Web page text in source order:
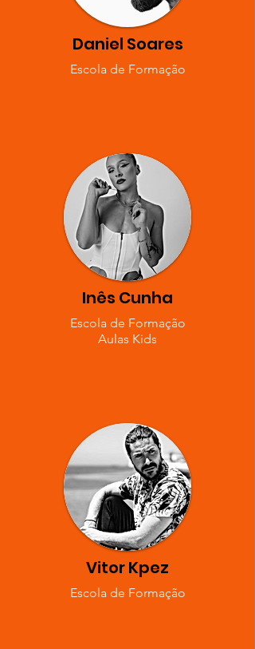
Daniel Soares
Escola de Formação
Inês Cunha
Escola de Formação
Aulas Kids
Vitor Kpez
Escola de Formação